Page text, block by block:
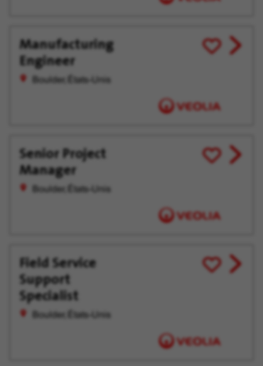
Manufacturing
Engineer
Boulder, États-Unis
Enregistrer
pour
View
job
Senior Project
Manager
Boulder, États-Unis
Enregistrer
pour
View
job
Field Service
Support
Specialist
Boulder, États-Unis
Enregistrer
pour
View
job